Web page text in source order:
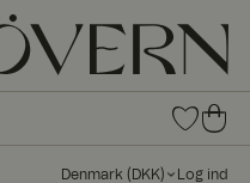
0
var
fav
0
var
er i
Denmark ( DKK) Log ind